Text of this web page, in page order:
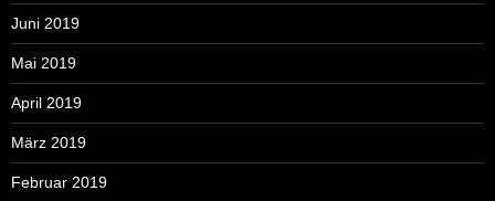
Juni 2019
Mai 2019
April 2019
März 2019
Februar 2019